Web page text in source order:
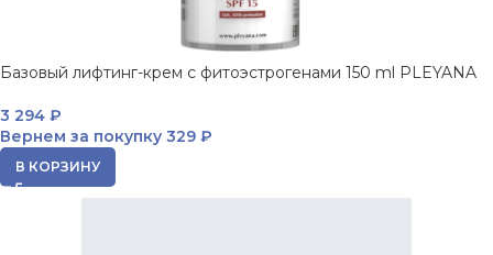
Базовый лифтинг-крем с фитоэстрогенами 150 ml PLEYANA
3 294 ₽
Вернем за покупку 329 ₽
В КОРЗИНУ